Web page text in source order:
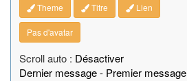
Theme Titre Lien
Pas d'avatar
Scroll auto : Désactiver
Dernier message- Premier message